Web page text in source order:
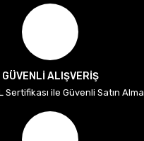
GÜVENLİ ALIŞVERİŞ
Sertifikası ile Güvenli Satın Alma